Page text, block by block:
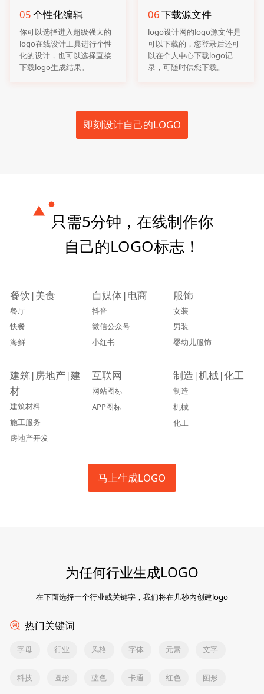
05个性化编辑
你可以选择进入超级强大的
logo在线设计工具进行个性
化的设计，也可以选择直接
下载logo生成结果。
06下载源文件
logo设计网的logo源文件是
可以下载的，您登录后还可
以在个人中心下载logo记
录，可随时供您下载。
即刻设计自己的LOGO
只需5分钟，在线制作你
自己的LOGO标志！
餐饮|美食
餐厅
快餐
海鲜
自媒体|电商
抖音
微信公众号
小红书
服饰
女装
男装
婴幼儿服饰
建筑|房地产|建
材
建筑材料
施工服务
房地产开发
互联网
网站图标
APP图标
制造|机械|化工
制造
机械
化工
马上生成LOGO
为任何行业生成LOGO
在下面选择一个行业或关键字，我们将在几秒内创建logo
热门关键词
字母 行业 风格 字体 元素 文字
科技 圆形 蓝色 卡通 红色 图形